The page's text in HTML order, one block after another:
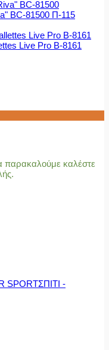
BC-81500 Π-115
Live Pro Β-8161
παρακαλούμε καλέστε
SPORTΣΠΙΤΙ -